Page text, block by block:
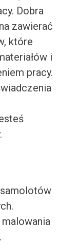
Dobra
zawierać
które
i
pracy.